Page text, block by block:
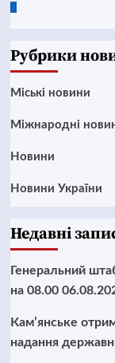
Google
Рубрики
Mіські новини
Міжнародні
Новини
Новини України
Недавні
Генеральний
на 08.00
Кам’янське
надання